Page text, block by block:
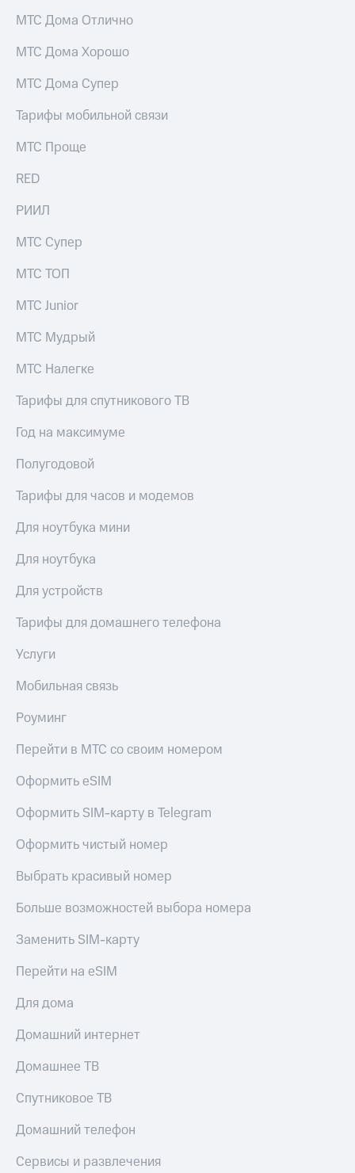
МТС Дома Отлично
МТС Дома Хорошо
МТС Дома Супер
Тарифы мобильной связи
МТС Проще
RED
РИИЛ
МТС Супер
МТС ТОП
МТС Junior
МТС Мудрый
МТС Налегке
Тарифы для спутникового ТВ
Год на максимуме
Полугодовой
Тарифы для часов и модемов
Для ноутбука мини
Для ноутбука
Для устройств
Тарифы для домашнего телефона
Услуги
Мобильная связь
Роуминг
Перейти в МТС со своим номером
Оформить eSIM
Оформить SIM-карту в Telegram
Оформить чистый номер
Выбрать красивый номер
Больше возможностей выбора номера
Заменить SIM-карту
Перейти на eSIM
Для дома
Домашний интернет
Домашнее ТВ
Спутниковое ТВ
Домашний телефон
Сервисы и развлечения